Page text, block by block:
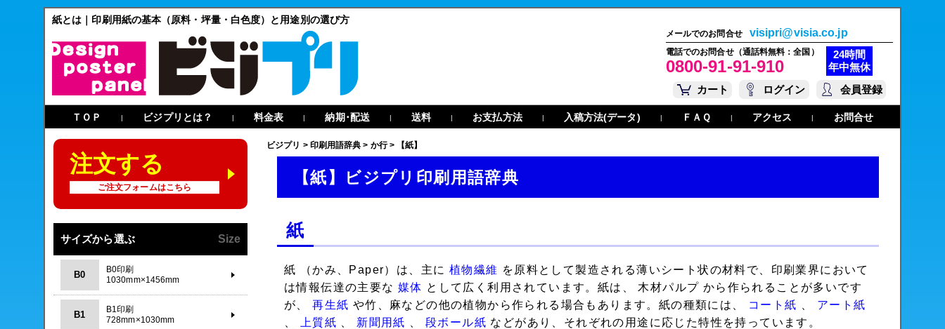
紙とは｜印刷用紙の基本（原料・坪量・白色度）と用途別の選び方
メールでのお問合せ visipri@visia.co.jp
電話でのお問合せ（通話料無料：全国）
0800-91-91-910
24時間
年中無休
カート
ログイン 会員登録
ＴＯＰ | ビジプリとは？ | 料金表 | 納期･配送 | 送料 | お支払方法 | 入稿方法(データ) | ＦＡＱ | アクセス | お問合せ
ビジプリ > 印刷用語辞典 > か行> 【紙】
【紙】ビジプリ印刷用語辞典
紙
紙 （かみ、Paper）は、主に 植物繊維 を原料として製造される薄いシート状の材料で、印刷業界において
は情報伝達の主要な 媒体 として広く利用されています。紙は、 木材パルプ から作られることが多いです
が、再生紙 や竹、麻などの他の植物から作られる場合もあります。紙の種類には、 コート紙
アート紙
上質紙 新聞用紙 、段ボール紙 などがあり、それぞれの用途に応じた特性を持っています。
注文する
ご注文フォームはこちら
サイズから選ぶ Size
B0
B0印刷
1030mm×1456mm
B1
B1印刷
728mm×1030mm